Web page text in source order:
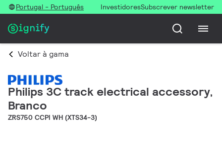
Portugal - Português InvestidoresSubscrever newsletter
Voltar à gama
Philips 3C track electrical accessory,
Branco
ZRS750 CCPI WH (XTS34-3)